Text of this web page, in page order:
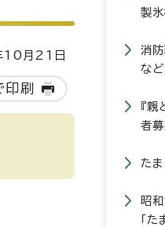
月21日
印刷
製
消
な
『
者募
た
昭
「